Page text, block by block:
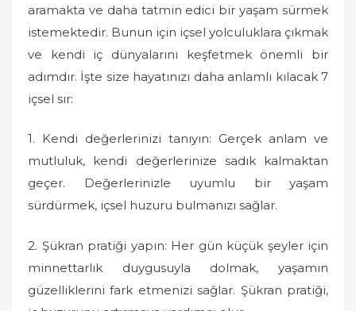
aramakta ve daha tatmin edici bir yaşam sürmek
istemektedir. Bunun için içsel yolculuklara çıkmak
ve kendi iç dünyalarını keşfetmek önemli bir
adımdır. İşte size hayatınızı daha anlamlı kılacak 7
içsel sır:
1. Kendi değerlerinizi tanıyın: Gerçek anlam ve
mutluluk, kendi değerlerinize sadık kalmaktan
geçer. Değerlerinizle uyumlu bir yaşam
sürdürmek, içsel huzuru bulmanızı sağlar.
2. Şükran pratiği yapın: Her gün küçük şeyler için
minnettarlık duygusuyla dolmak, yaşamın
güzelliklerini fark etmenizi sağlar. Şükran pratiği,